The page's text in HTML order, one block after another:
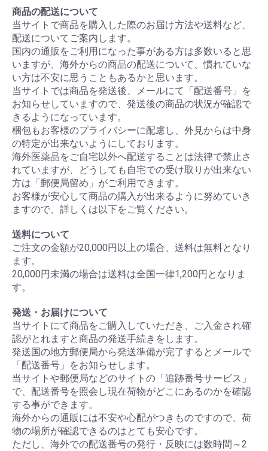
商品の配送について
当サイトで商品を購入した際のお届け方法や送料など、
配送についてご案内します。
国内の通販をご利用になった事がある方は多数いると思
いますが、海外からの商品の配送について、慣れていな
い方は不安に思うこともあるかと思います。
当サイトでは商品を発送後、メールにて「配送番号」を
お知らせしていますので、発送後の商品の状況が確認で
きるようになっています。
梱包もお客様のプライバシーに配慮し、外見からは中身
の特定が出来ないようにしております。
海外医薬品をご自宅以外へ配送することは法律で禁止さ
れていますが、どうしても自宅での受け取りが出来ない
方は「郵便局留め」がご利用できます。
お客様が安心して商品の購入が出来るように努めていき
ますので、詳しくは以下をご覧ください。
送料について
ご注文の金額が20,000円以上の場合、送料は無料となり
ます。
20,000円未満の場合は送料は全国一律1,200円となりま
す。
発送・お届けについて
当サイトにて商品をご購入していただき、ご入金され確
認がとれますと商品の発送手続きをします。
発送国の地方郵便局から発送準備が完了するとメールで
「配送番号」をお知らせします。
当サイトや郵便局などのサイトの「追跡番号サービス」
で、配送番号を照会し現在荷物がどこにあるのかを確認
する事ができます。
海外からの通販には不安や心配がつきものですので、荷
物の場所が確認できるのはとても安心です。
ただし、海外での配送番号の発行・反映には数時間～2